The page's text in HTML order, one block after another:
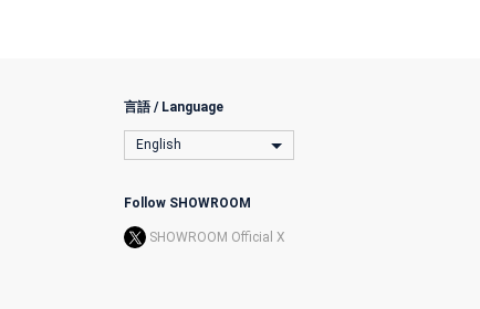
言語 / Language
English
Follow SHOWROOM
SHOWROOM Official X